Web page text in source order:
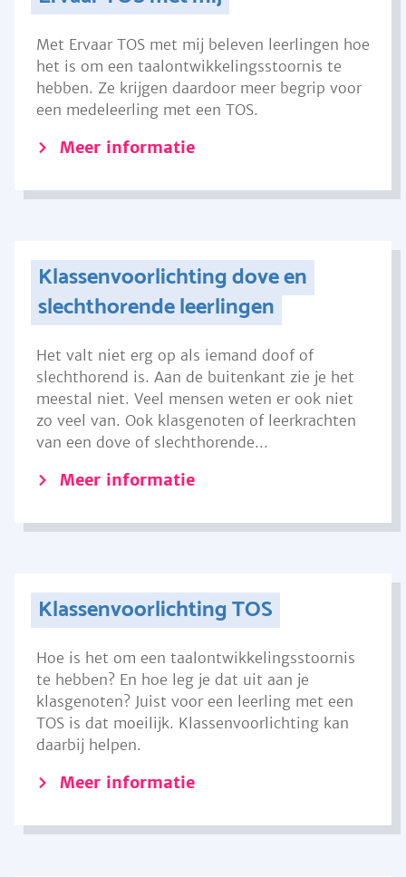
Met Ervaar TOS met mij beleven leerlingen hoe
het is om een taalontwikkelingsstoornis te
hebben. Ze krijgen daardoor meer begrip voor
een medeleerling met een TOS.
Meer informatie
Klassenvoorlichting dove en
slechthorende leerlingen
Het valt niet erg op als iemand doof of
slechthorend is. Aan de buitenkant zie je het
meestal niet. Veel mensen weten er ook niet
zo veel van. Ook klasgenoten of leerkrachten
van een dove of slechthorende...
Meer informatie
Klassenvoorlichting TOS
Hoe is het om een taalontwikkelingsstoornis
te hebben? En hoe leg je dat uit aan je
klasgenoten? Juist voor een leerling met een
TOS is dat moeilijk. Klassenvoorlichting kan
daarbij helpen.
Meer informatie